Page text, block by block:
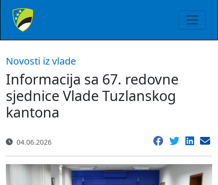
Novosti iz vlade
Informacija sa 67. redovne
sjednice Vlade Tuzlanskog
kantona
04.06.2026